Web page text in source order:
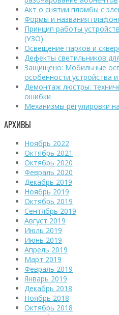
Акт о снятии пломбы с
Формы и названия
Принцип работы
(УЗО)
Освещение парков и
Дефекты светильников
Защищено: Мобильные
особенности устройства
Демонтаж люстры:
ошибки
Механизмы регулировки
АРХИВЫ
Ноябрь 2022
Октябрь 2021
Октябрь 2020
Февраль 2020
Декабрь 2019
Ноябрь 2019
Октябрь 2019
Сентябрь 2019
Август 2019
Июль 2019
Июнь 2019
Апрель 2019
Март 2019
Февраль 2019
Январь 2019
Декабрь 2018
Ноябрь 2018
Октябрь 2018